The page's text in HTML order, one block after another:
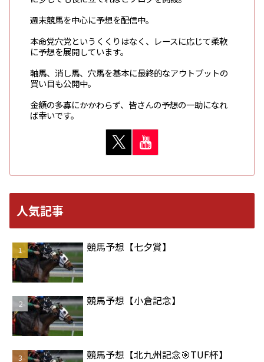
週末競馬を中心に予想を配信中。
本命党穴党というくくりはなく、レースに応じて柔軟
に予想を展開しています。
軸馬、消し馬、穴馬を基本に最終的なアウトプットの
買い目も公開中。
金額の多寡にかかわらず、皆さんの予想の一助になれ
ば幸いです。
人気記事
競馬予想【七夕賞】
競馬予想【小倉記念】
競馬予想【北九州記念🎯TUF杯】